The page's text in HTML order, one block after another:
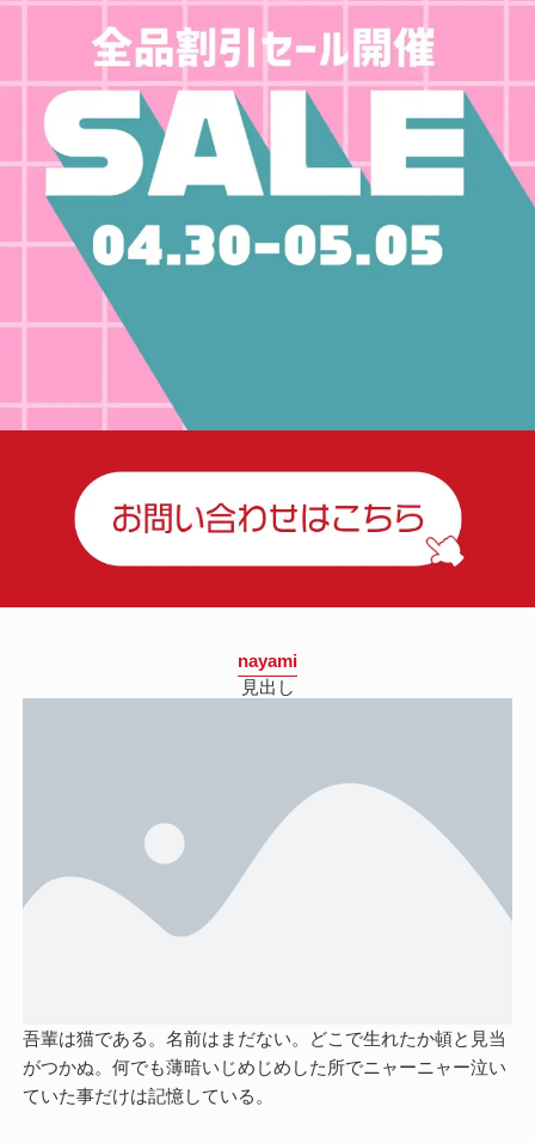
nayami
見出し
吾輩は猫である。名前はまだない。どこで生れたか頓と見当
がつかぬ。何でも薄暗いじめじめした所でニャーニャー泣い
ていた事だけは記憶している。